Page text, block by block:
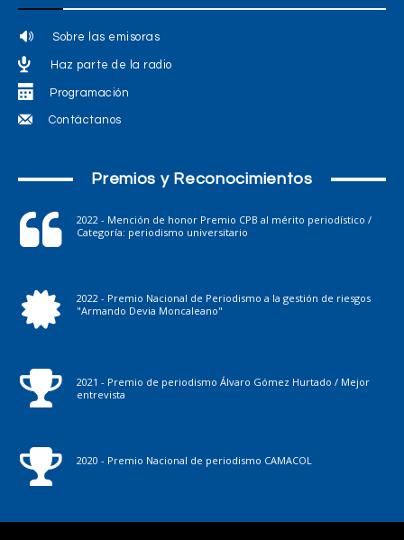
Sobre las emisoras
Haz parte de la radio
Programación
Contáctanos
Premios y Reconocimientos
2022 - Mención de honor Premio CPB al mérito periodístico /
Categoría: periodismo universitario
2022 - Premio Nacional de Periodismo a la gestión de riesgos
"Armando Devia Moncaleano"
2021 - Premio de periodismo Álvaro Gómez Hurtado / Mejor
entrevista
2020 - Premio Nacional de periodismo CAMACOL